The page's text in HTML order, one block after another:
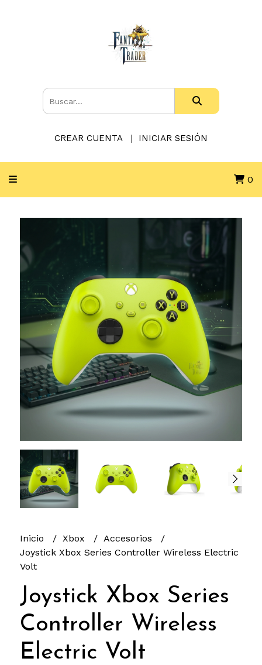
CREAR CUENTA INICIAR SESIÓN
0
Inicio Xbox
Accesorios
Joystick Xbox Series Controller Wireless Electric
Volt
Joystick Xbox Series
Controller Wireless
Electric Volt